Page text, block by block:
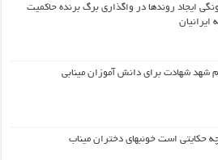
ایجاد روندها در واگذاری برگ برنده حاکمیت
ایرانیان
شهد شهادت برای دانش آموزان مینابی
حکایتی است خونبهای دختران میناب